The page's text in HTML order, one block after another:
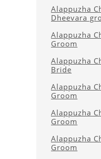
Alappuzha
Dheevara
Alappuzha
Groom
Alappuzha
Bride
Alappuzha
Groom
Alappuzha
Groom
Alappuzha
Groom